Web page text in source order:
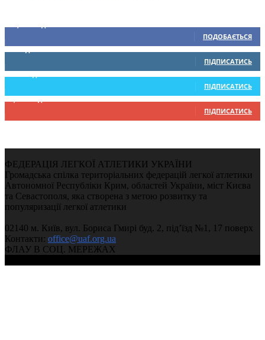
ПОДОБАЄТЬСЯ
0 Підписників
ПІДПИСАТИСЬ
234 Підписників
ПІДПИСАТИСЬ
9,370 Підписників
ПІДПИСАТИСЬ
ФЕДЕРАЦІЯ ЛЕГКОЇ АТЛЕТИКИ УКРАЇНИ
Громадська спілка територіальних федерацій легкої атлетики
Автономної Республіки Крим, областей України, міст Києва
та Севастополя, яка створена з метою розвитку та
популяризації легкої атлетики
02140 м. Київ, вул. Бориса Гмирі буд. 2, під’їзд №1, 17 поверх
Контакти: office@uaf.org.ua
ФЛАУ В СОЦ. МЕРЕЖАХ